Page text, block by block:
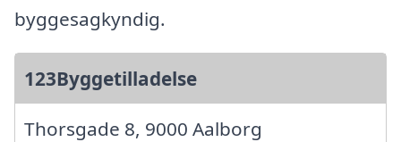
byggesagkyndig.
123Byggetilladelse
Thorsgade 8, 9000 Aalborg